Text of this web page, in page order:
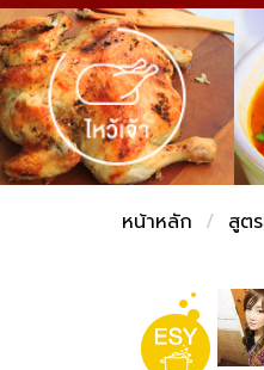
หน้าหลัก สูต